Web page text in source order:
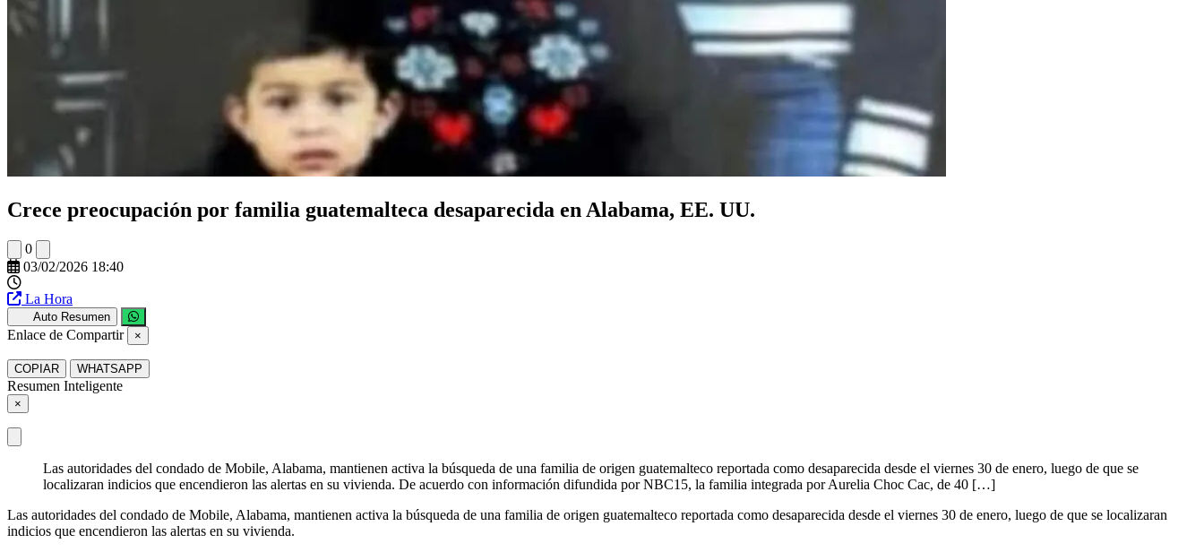
Crece preocupación por familia guatemalteca desaparecida en Alabama, EE. UU.
0
03/02/2026 18:40
La Hora
Auto Resumen
Enlace de Compartir ×
COPIAR WHATSAPP
Resumen Inteligente
×
Las autoridades del condado de Mobile, Alabama, mantienen activa la búsqueda de una familia de origen guatemalteco reportada como desaparecida desde el viernes 30 de enero, luego de que se
localizaran indicios que encendieron las alertas en su vivienda. De acuerdo con información difundida por NBC15, la familia integrada por Aurelia Choc Cac, de 40 […]
Las autoridades del condado de Mobile, Alabama, mantienen activa la búsqueda de una familia de origen guatemalteco reportada como desaparecida desde el viernes 30 de enero, luego de que se localizaran
indicios que encendieron las alertas en su vivienda.